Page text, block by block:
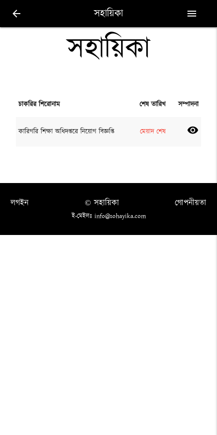
arrow_back সহায়িকা menu
সহায়িকা
চাকরির শিরোনাম শেষ তারিখ সম্পাদনা
কারিগরি শিক্ষা অধিদপ্তরে নিয়োগ বিজ্ঞপ্তি মেয়াদ শেষ visibility
লগইন গোপনীয়তা
© সহায়িকা
ই-মেইলঃ info@sohayika.com